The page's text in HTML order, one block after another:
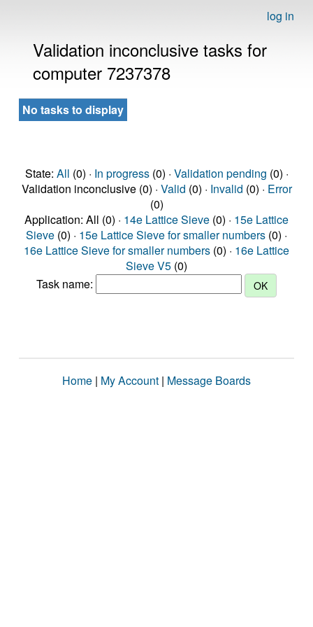
log in
Validation inconclusive tasks for
computer 7237378
No tasks to display
State: All (0) · In progress(0) · Validation pending (0) ·
Validation inconclusive (0) · Valid (0) · Invalid (0) · Error
(0)
Application: All (0) · 14e Lattice Sieve (0) · 15e Lattice
Sieve (0) · 15e Lattice Sieve for smaller numbers (0) ·
16e Lattice Sieve for smaller numbers (0) · 16e Lattice
Sieve V5 (0)
Task name:
Home | My Account | Message Boards